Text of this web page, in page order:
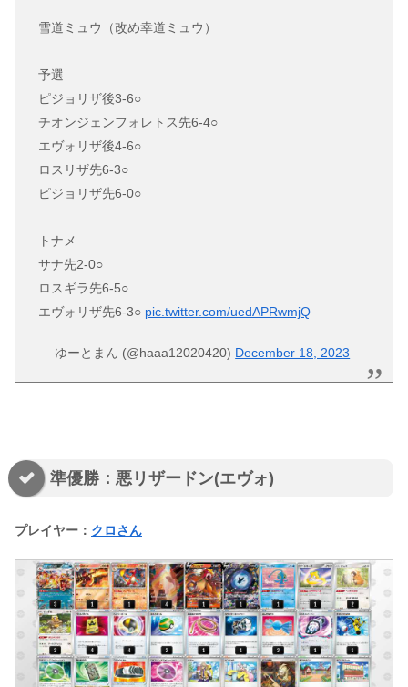
雪道ミュウ（改め幸道ミュウ）
予選
ピジョリザ後3-6○
チオンジェンフォレトス先6-4○
エヴォリザ後4-6○
ロスリザ先6-3○
ピジョリザ先6-0○
トナメ
サナ先2-0○
ロスギラ先6-5○
エヴォリザ先6-3○ pic.twitter.com/uedAPRwmjQ
— ゆーとまん (@haaa12020420) December 18, 2023
準優勝：悪リザードン(エヴォ)
プレイヤー： クロさん